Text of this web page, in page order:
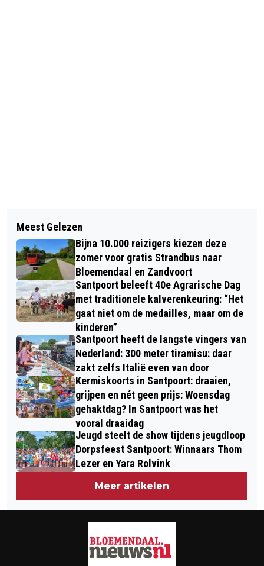
MET EEN BEETJE (JUTTERS) GELUK
OOK PLASTIC ZWEMBROEK VOOR
DONALD DUCK
OPENHARTIG INTERVIEW MET
BLOEMENDAAL'S BURGEMEESTER
MICHEL ROG
Meest Gelezen
Bijna 10.000 reizigers kiezen deze
zomer voor gratis Strandbus naar
Bloemendaal en Zandvoort
Santpoort beleeft 40e Agrarische Dag
met traditionele kalverenkeuring: “Het
gaat niet om de medailles, maar om de
kinderen”
Santpoort heeft de langste vingers van
Nederland: 300 meter tiramisu: daar
zakt zelfs Italië even van door
Kermiskoorts in Santpoort: draaien,
grijpen en nét geen prijs: Woensdag
gehaktdag? In Santpoort was het
vooral draaidag
Jeugd steelt de show tijdens jeugdloop
Dorpsfeest Santpoort: Winnaars Thom
Lezer en Yara Rolvink
Meer artikelen